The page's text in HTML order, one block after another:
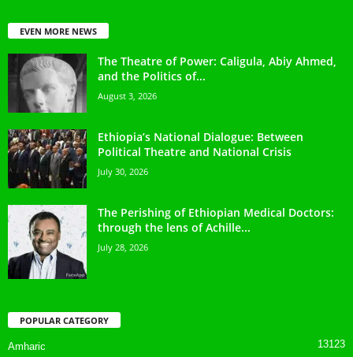
EVEN MORE NEWS
The Theatre of Power: Caligula, Abiy Ahmed,
and the Politics of...
August 3, 2026
Ethiopia’s National Dialogue: Between
Political Theatre and National Crisis
July 30, 2026
The Perishing of Ethiopian Medical Doctors:
through the lens of Achille...
July 28, 2026
POPULAR CATEGORY
Amharic 13123